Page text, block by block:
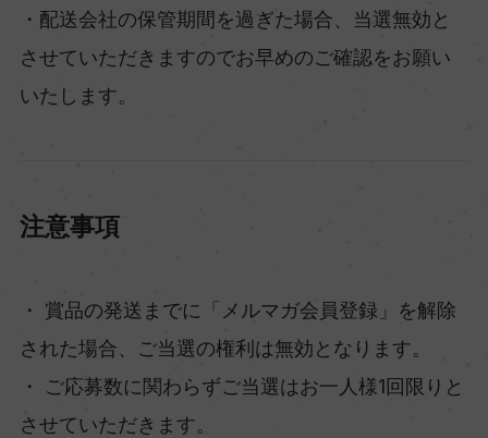
・配送会社の保管期間を過ぎた場合、当選無効と
させていただきますのでお早めのご確認をお願い
いたします。
注意事項
・ 賞品の発送までに「メルマガ会員登録」を解除
された場合、ご当選の権利は無効となります。
・ ご応募数に関わらずご当選はお一人様1回限りと
させていただきます。